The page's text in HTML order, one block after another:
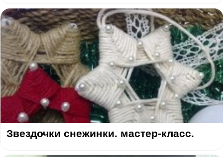
Звездочки снежинки. мастер-класс.